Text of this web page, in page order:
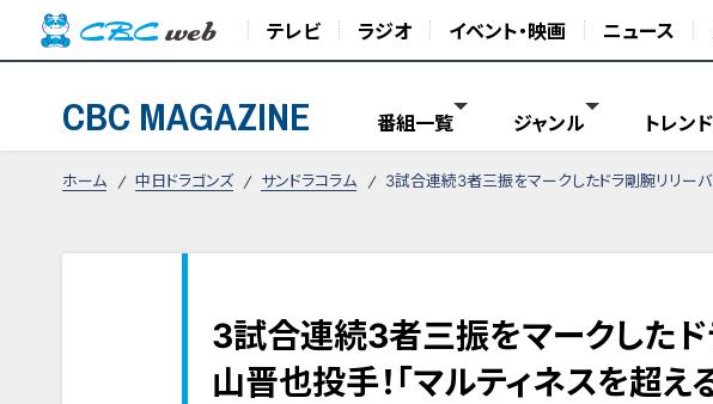
テレビ ラジオ イベント・映画 ニュース
CBC MAGAZINE 番組一覧 ジャンル トレン
ホーム 中日ドラゴンズ サンドラコラム 3試合連続3者三振をマークしたドラ剛腕リリーバ
3試合連続3者三振をマークした
山晋也投手！「マルティネスを超え